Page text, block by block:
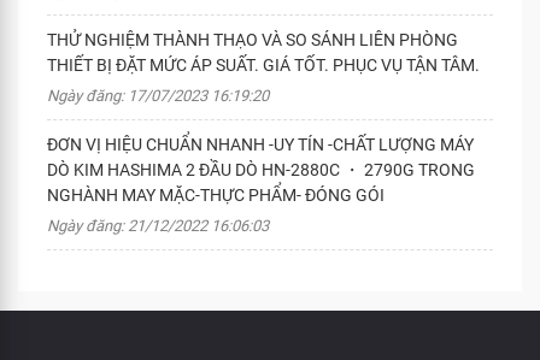
THỬ NGHIỆM THÀNH THẠO VÀ SO SÁNH LIÊN PHÒNG
THIẾT BỊ ĐẶT MỨC ÁP SUẤT. GIÁ TỐT. PHỤC VỤ TẬN TÂM.
Ngày đăng: 17/07/2023 16:19:20
ĐƠN VỊ HIỆU CHUẨN NHANH -UY TÍN -CHẤT LƯỢNG MÁY
DÒ KIM HASHIMA 2 ĐẦU DÒ HN-2880C ・ 2790G TRONG
NGHÀNH MAY MẶC-THỰC PHẨM- ĐÓNG GÓI
Ngày đăng: 21/12/2022 16:06:03